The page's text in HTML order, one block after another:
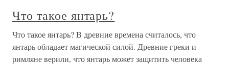
Что такое янтарь?
Что такое янтарь? В древние времена считалось, что
янтарь обладает магической силой. Древние греки и
римляне верили, что янтарь может защитить человека